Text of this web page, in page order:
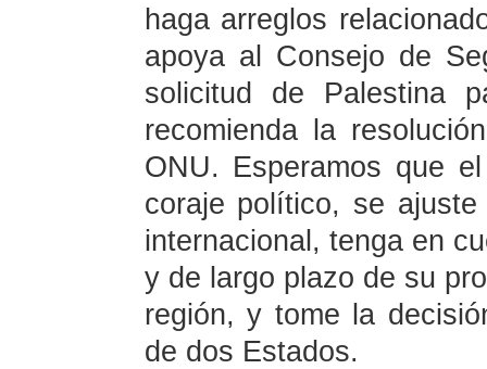
haga arreglos
apoya al Consejo de
solicitud de Palestina
recomienda la
ONU. Esperamos que
coraje político, se
internacional, tenga en
y de largo plazo de su
región, y tome la
de dos Estados.